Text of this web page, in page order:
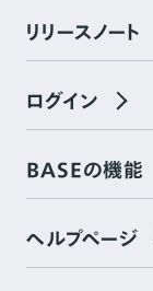
リリースノート
ログイン
BASEの機能
ヘルプページ